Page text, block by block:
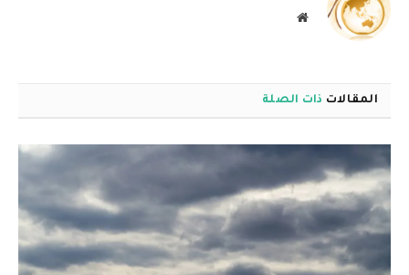
موقع
المقالات ذات الصلة